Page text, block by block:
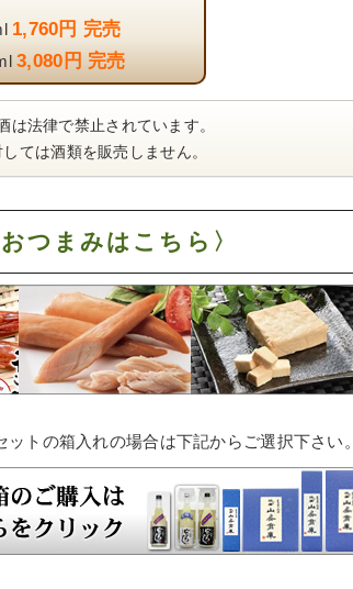
1,760円 完売
3,080円 完売
は法律で禁止されています。
ては酒類を販売しません。
つまみはこちら〉
トの箱入れの場合は下記からご選択下さい。